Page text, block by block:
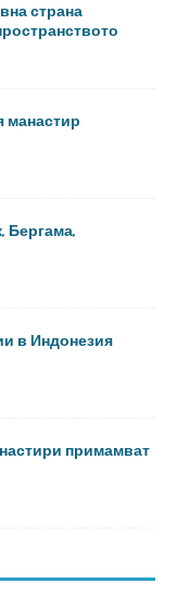
страна
манастир
Бергама,
в Индонезия
примамват